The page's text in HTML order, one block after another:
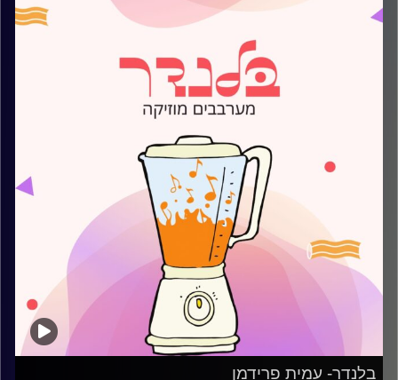
קרדיט תמונות:
AudioVersity
בלנדר- עמית פרידמן